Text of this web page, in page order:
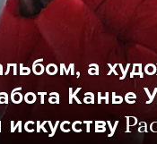
а
Канье